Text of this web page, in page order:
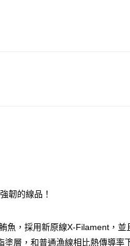
遠東國際商業銀行
永豐商業銀行
台中商業銀行
韌的線品！
魚，採用新原線X-Filament，並
塗層，和普通漁線相比熱傳導率